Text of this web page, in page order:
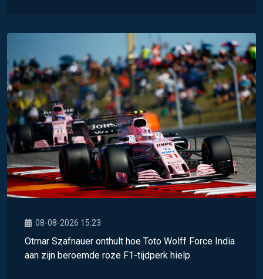
08-08-2026 15:23
Otmar Szafnauer onthult hoe Toto Wolff Force India
aan zijn beroemde roze F1-tijdperk hielp